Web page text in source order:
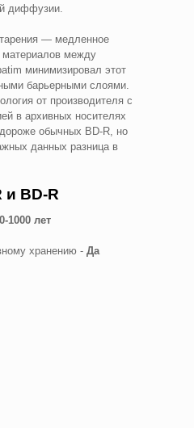
диффузии.
— медленное
материалов между
минимизировал этот
барьерными слоями.
от производителя с
в архивных носителях
обычных BD-R, но
данных разница в
и BD-R
1000 лет
хранению - Да